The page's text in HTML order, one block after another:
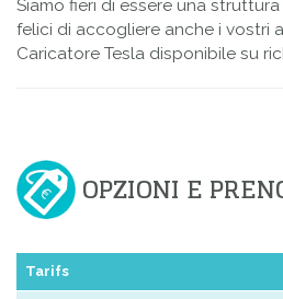
Siamo fieri di essere una
felici di accogliere anche i vostri
Caricatore Tesla disponibile su
OPZIONI E
Tarifs